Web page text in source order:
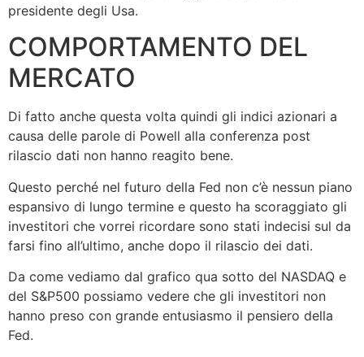
presidente degli Usa.
COMPORTAMENTO DEL
MERCATO
Di fatto anche questa volta quindi gli indici azionari a
causa delle parole di Powell alla conferenza post
rilascio dati non hanno reagito bene.
Questo perché nel futuro della Fed non c’è nessun piano
espansivo di lungo termine e questo ha scoraggiato gli
investitori che vorrei ricordare sono stati indecisi sul da
farsi fino all’ultimo, anche dopo il rilascio dei dati.
Da come vediamo dal grafico qua sotto del NASDAQ e
del S&P500 possiamo vedere che gli investitori non
hanno preso con grande entusiasmo il pensiero della
Fed.